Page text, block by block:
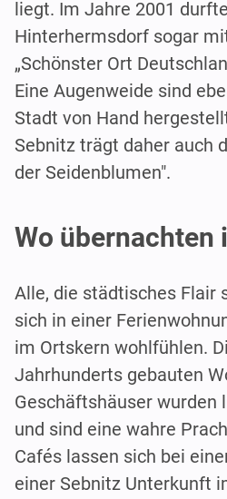
liegt. Im Jahre 2001
Hinterhermsdorf sogar
„Schönster Ort
Eine Augenweide sind
Stadt von Hand
Sebnitz trägt daher auch
der Seidenblumen".
Wo übernachten
Alle, die städtisches Flair
sich in einer
im Ortskern wohlfühlen.
Jahrhunderts gebauten
Geschäftshäuser wurden
und sind eine wahre
Cafés lassen sich bei
einer Sebnitz Unterkunft